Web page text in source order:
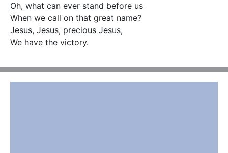
Oh, what can ever stand before us
When we call on that great name?
Jesus, Jesus, precious Jesus,
We have the victory.